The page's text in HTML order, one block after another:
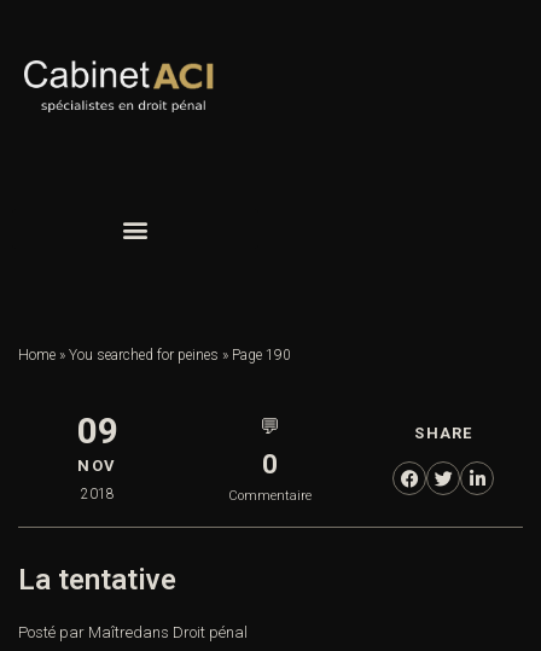
Home » You searched for peines » Page 190
09
NOV
2018
💬
0
Commentaire
SHARE
La tentative
Posté par Maîtredans Droit pénal